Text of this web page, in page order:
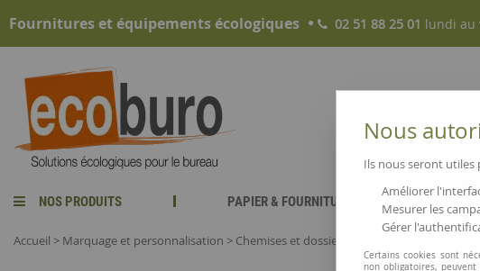
Fournitures et équipements écologiques 02 51 88 25 01 lundi au
NOS PRODUITS PAPIER & FOURNITURES
Accueil > Marquage et personnalisation > Chemises et dossiers de présentation
Nous
Ils nous seront utiles
Améliorer
Mesurer les
Gérer
Certains cookies sont
non obligatoires,